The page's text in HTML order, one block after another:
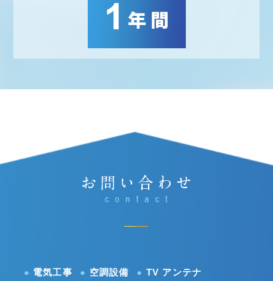
● 電気工事 ● 空調設備 ● TV アンテナ